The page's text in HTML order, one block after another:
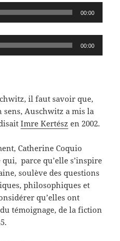
00:00
00:00
il faut savoir que,
Auschwitz a mis la
Imre Kertész en 2002.
Catherine Coquio
parce qu’elle s’inspire
soulève des questions
philosophiques et
qu’elles ont
témoignage, de la fiction